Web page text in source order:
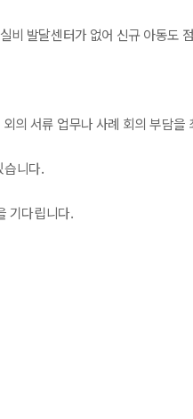
비 발달센터가 없어 신규 아동도
의 서류 업무나 사례 회의 부담을
습니다.
기다립니다.